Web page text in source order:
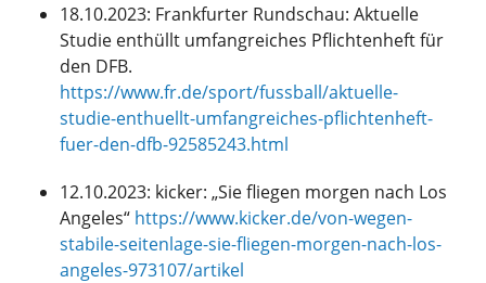
18.10.2023: Frankfurter Rundschau: Aktuelle
Studie enthüllt umfangreiches Pflichtenheft für
den DFB.
https://www.fr.de/sport/fussball/aktuelle-
studie-enthuellt-umfangreiches-pflichtenheft-
fuer-den-dfb-92585243.html
12.10.2023: kicker: „Sie fliegen morgen nach Los
Angeles“ https://www.kicker.de/von-wegen-
stabile-seitenlage-sie-fliegen-morgen-nach-los-
angeles-973107/artikel